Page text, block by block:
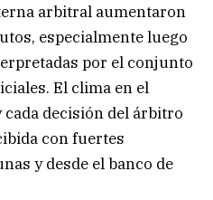
arbitral aumentaron
especialmente luego
por el conjunto
El clima en el
cada decisión del árbitro
con fuertes
y desde el banco de